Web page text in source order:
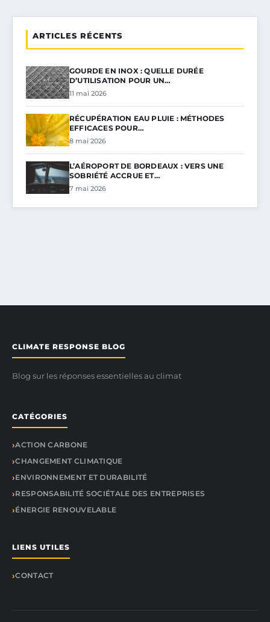
ARTICLES RÉCENTS
GOURDE EN INOX : QUELLE DURÉE
D’UTILISATION POUR UN…
11 mai 2026
RÉCUPÉRATION EAU PLUIE : MÉTHODES
EFFICACES POUR…
8 mai 2026
L’AÉROPORT DE BORDEAUX : VERS UNE
SOBRIÉTÉ ACCRUE ET…
7 mai 2026
CLIMATE RESPONSE BLOG
Blog sur les réponses essentielles au climat
CATÉGORIES
ACTION CARBONE
CHANGEMENT CLIMATIQUE
ENVIRONNEMENT ET DURABILITÉ
RESPONSABILITÉ SOCIÉTALE DES ENTREPRISES
ÉNERGIE RENOUVELABLE
LIENS UTILES
CONTACT